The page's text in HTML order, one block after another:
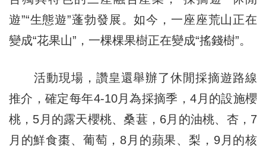
遊”“生態遊”蓬勃發展。如今，一座座荒山正在
變成“花果山”，一棵棵果樹正在變成“搖錢樹”。
活動現場，讚皇還舉辦了休閒採摘遊路線
推介，確定每年4-10月為採摘季，4月的設施櫻
桃，5月的露天櫻桃、桑葚，6月的油桃、杏，7
月的鮮食棗、葡萄，8月的蘋果、梨，9月的核